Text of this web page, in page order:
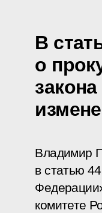
В
о
Владимир
в статью
комитете